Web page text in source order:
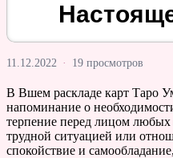
11.12.2022 · 19 просмотров
В Вшем раскладе карт Таро
напоминание о
терпение перед лицом любых
трудной ситуацией или
спокойствие и